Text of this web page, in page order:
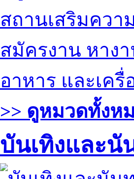
สถานเสริมควา
สมัครงาน หาง
อาหาร และเครื่
>> ดูหมวดทั้งห
บันเทิงและนั